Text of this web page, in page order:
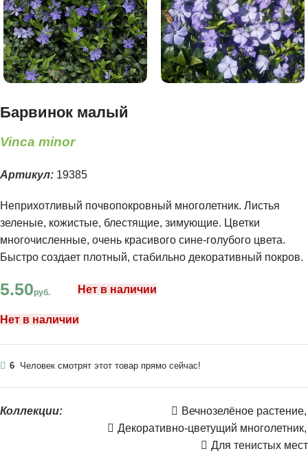
Барвинок малый
Vinca minor
Артикул: 19385
Неприхотливый почвопокровный многолетник. Листья
зеленые, кожистые, блестящие, зимующие. Цветки
многочисленные, очень красивого сине-голубого цвета.
Быстро создает плотный, стабильно декоративный покров.
5.50руб. Нет в наличии
Нет в наличии
6 Человек смотрят этот товар прямо сейчас!
Коллекции: Вечнозелёное растение,
Декоративно-цветущий многолетник,
Для тенистых мест